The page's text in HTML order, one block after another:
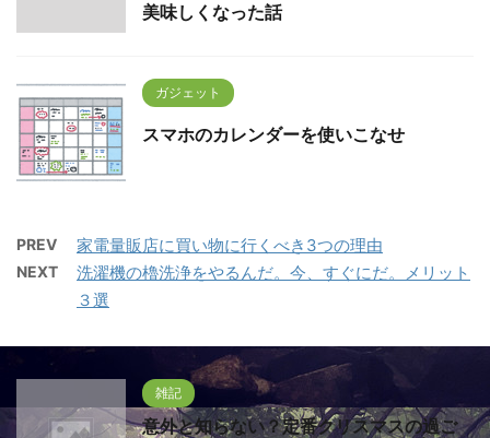
美味しくなった話
ガジェット
スマホのカレンダーを使いこなせ
PREV 家電量販店に買い物に行くべき3つの理由
NEXT
洗濯機の櫓洗浄をやるんだ。今、すぐにだ。メリット
３選
雑記
意外と知らない？定番クリスマスの過ご